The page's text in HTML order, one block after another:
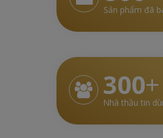
Sản phẩm đã
300+
Nhà thầu tin